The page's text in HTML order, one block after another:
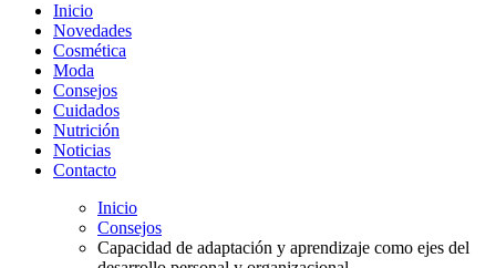
Inicio
Novedades
Cosmética
Moda
Consejos
Cuidados
Nutrición
Noticias
Contacto
Inicio
Consejos
Capacidad de adaptación y aprendizaje como ejes del